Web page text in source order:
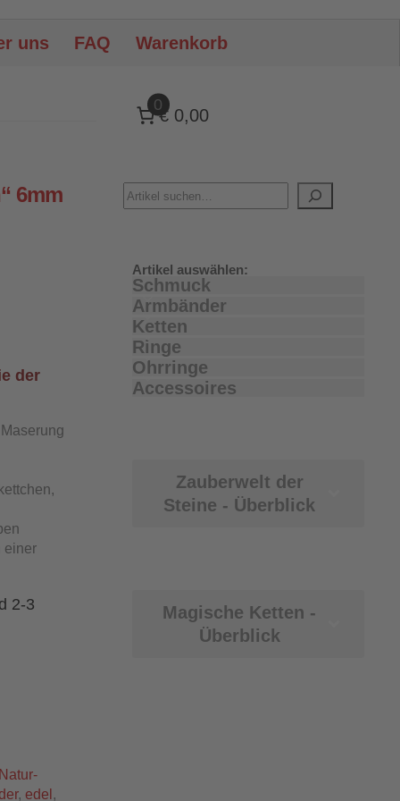
uns FAQ Warenkorb
6mm
der
einer
2-3
Natur-
, edel ,
0
€ 0,00
Artikel auswählen:
Schmuck
Armbänder
Ketten
Ringe
Ohrringe
Accessoires
Zauberwelt der
Steine - Überblick
Magische Ketten -
Überblick